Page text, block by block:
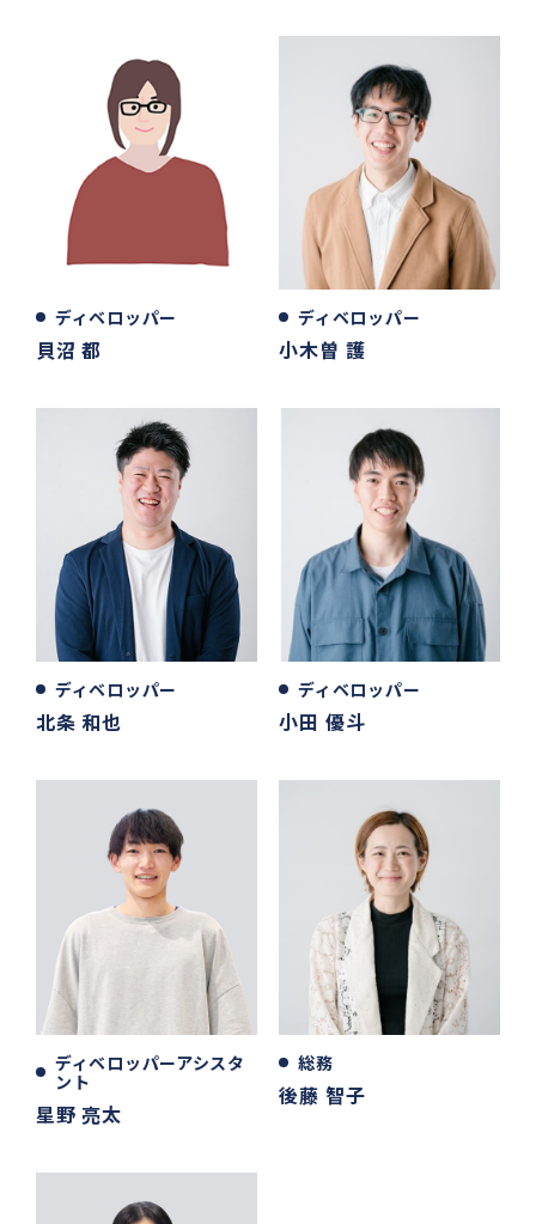
ディベロッパー
貝沼 都
ディベロッパー
小木曽 護
ディベロッパー
北条 和也
ディベロッパー
小田 優斗
ディベロッパーアシスタ
ント
星野 亮太
総務
後藤 智子